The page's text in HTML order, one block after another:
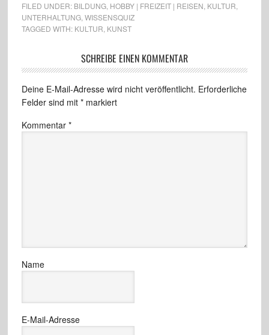
FILED UNDER: BILDUNG, HOBBY | FREIZEIT | REISEN KULTUR
UNTERHALTUNG, WISSENSQUIZ
TAGGED WITH: KULTUR KUNST
SCHREIBE EINEN KOMMENTAR
Deine E-Mail-Adresse wird nicht veröffentlicht. Erforderliche
Felder sind mit *markiert
Kommentar *
Name
E-Mail-Adresse